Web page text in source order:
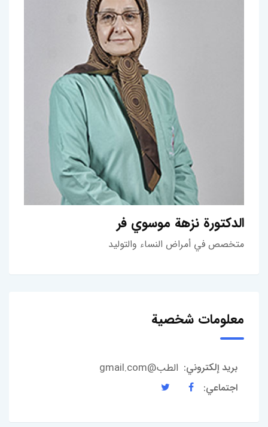
الدكتورة نزهة موسوي فر
متخصص في أمراض النساء والتوليد
معلومات شخصية
بريد إلكتروني: الطب@gmail.com
اجتماعي: